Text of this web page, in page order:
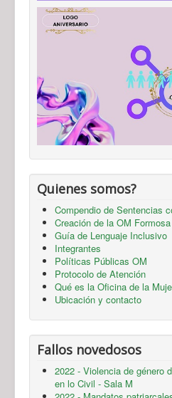
Quienes somos?
Compendio de Sentencias
Creación de la OM Formosa
Guía de Lenguaje Inclusivo
Integrantes
Políticas Públicas OM
Protocolo de Atención
Qué es la Oficina de la
Ubicación y contacto
Fallos novedosos
2022 - Violencia de género
en lo Civil - Sala M